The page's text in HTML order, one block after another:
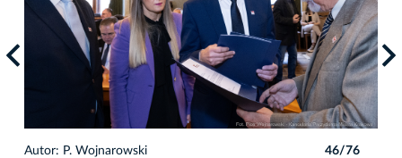
Autor: P. Wojnarowski 46/76